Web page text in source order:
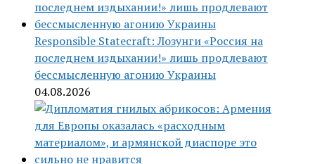
Responsible Statecraft: Лозунги «Россия на
последнем издыхании!» лишь продлевают
бессмысленную агонию Украины
04.08.2026